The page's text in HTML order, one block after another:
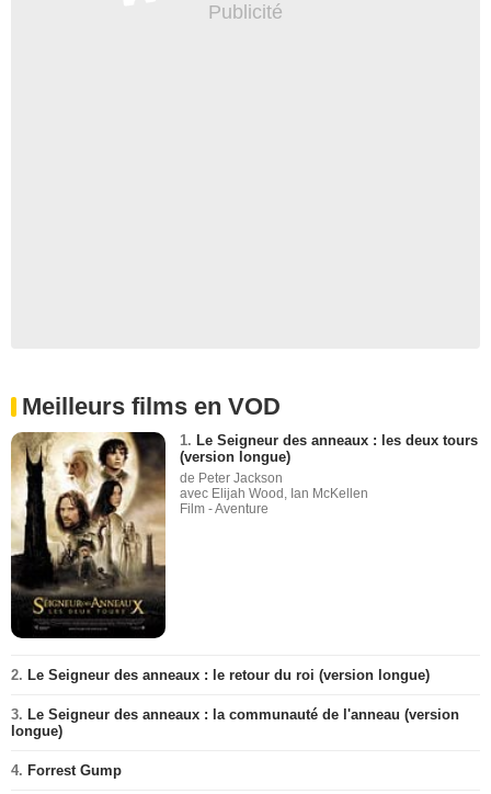
Meilleurs films en VOD
1. Le Seigneur des anneaux : les deux tours
(version longue)
de Peter Jackson
avec Elijah Wood, Ian McKellen
Film - Aventure
2. Le Seigneur des anneaux : le retour du roi (version longue)
3. Le Seigneur des anneaux : la communauté de l'anneau (version
longue)
4. Forrest Gump